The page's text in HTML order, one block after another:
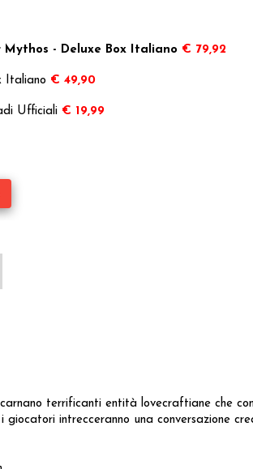
- Deluxe Box Italiano € 79,92
Italiano € 49,90
Ufficiali € 19,99
terrificanti entità lovecraftiane che
intrecceranno una conversazione